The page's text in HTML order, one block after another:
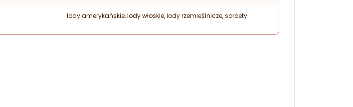
lody amerykańskie, lody włoskie, lody rzemieślnicze, sorbety